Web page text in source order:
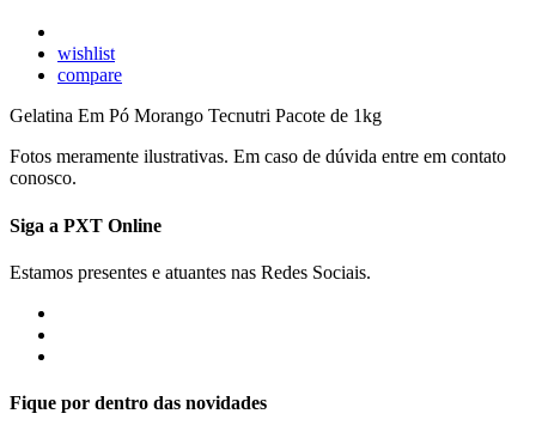
wishlist
compare
Gelatina Em Pó Morango Tecnutri Pacote de 1kg
Fotos meramente ilustrativas. Em caso de dúvida entre em contato
conosco.
Siga a PXT Online
Estamos presentes e atuantes nas Redes Sociais.
Fique por dentro das novidades